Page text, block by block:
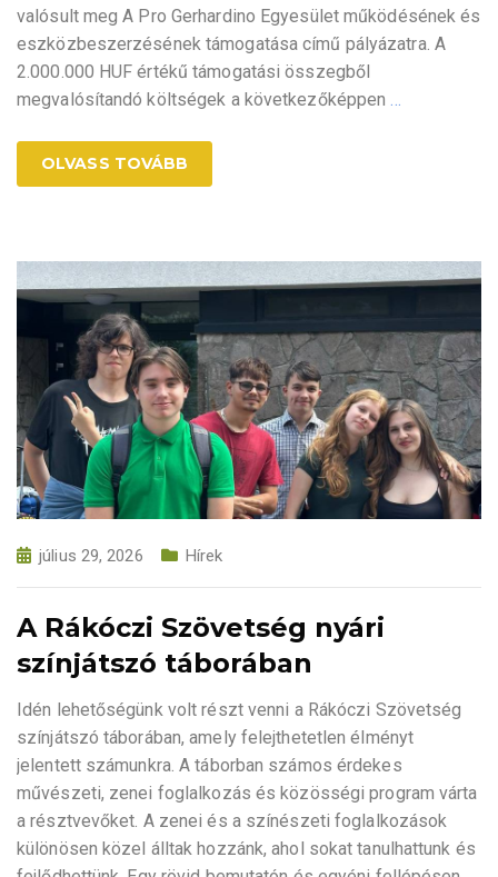
valósult meg A Pro Gerhardino Egyesület működésének és
eszközbeszerzésének támogatása című pályázatra. A
2.000.000 HUF értékű támogatási összegből
megvalósítandó költségek a következőképpen
OLVASS TOVÁBB
július 29, 2026 Hírek
A Rákóczi Szövetség nyári
színjátszó táborában
Idén lehetőségünk volt részt venni a Rákóczi Szövetség
színjátszó táborában, amely felejthetetlen élményt
jelentett számunkra. A táborban számos érdekes
művészeti, zenei foglalkozás és közösségi program várta
a résztvevőket. A zenei és a színészeti foglalkozások
különösen közel álltak hozzánk, ahol sokat tanulhattunk és